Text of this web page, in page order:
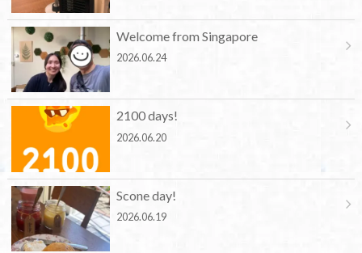
Welcome from Singapore
2026.06.24
2100 days!
2026.06.20
Scone day!
2026.06.19